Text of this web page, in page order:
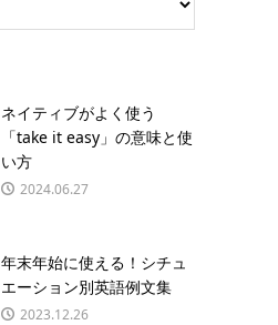
ネイティブがよく使う
「take it easy」の意味と使
い方
2024.06.27
年末年始に使える！シチュ
エーション別英語例文集
2023.12.26